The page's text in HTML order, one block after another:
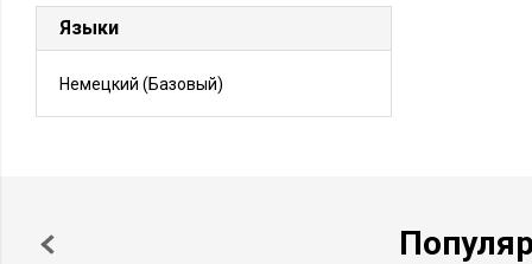
Языки
Немецкий (Базовый)